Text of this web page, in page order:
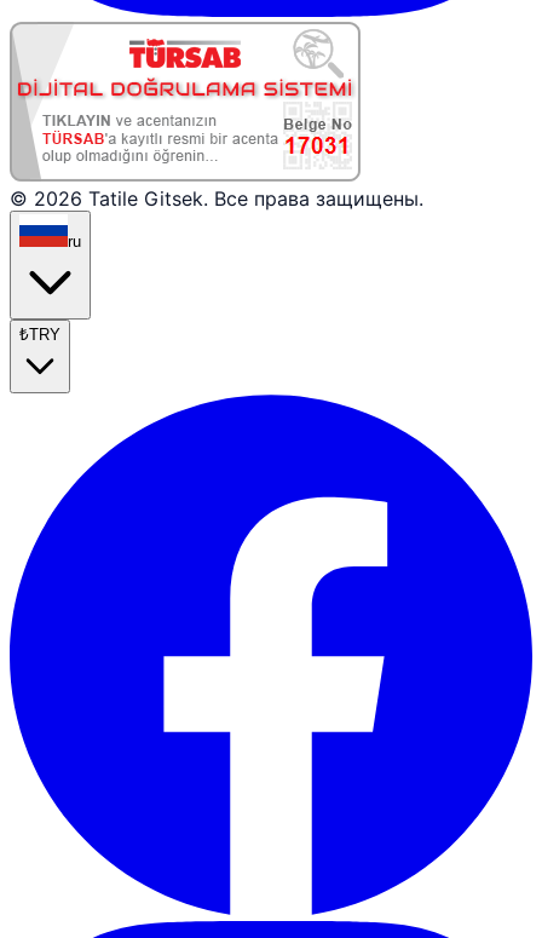
© 2026 Tatile Gitsek. Все права защищены.
ru
₺TRY